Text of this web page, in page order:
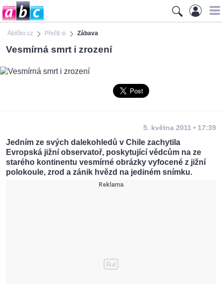
Ábíčko.cz Přečti si Zábava
Vesmírná smrt i zrození
5. května 2011 • 17:39
Jedním ze svých dalekohledů v Chile zachytila
Evropská jižní observatoř, poskytující vědcům na ze
starého kontinentu vesmírné obrázky vyfocené z jižní
polokoule, zrod a zánik hvězd na jediném snímku.